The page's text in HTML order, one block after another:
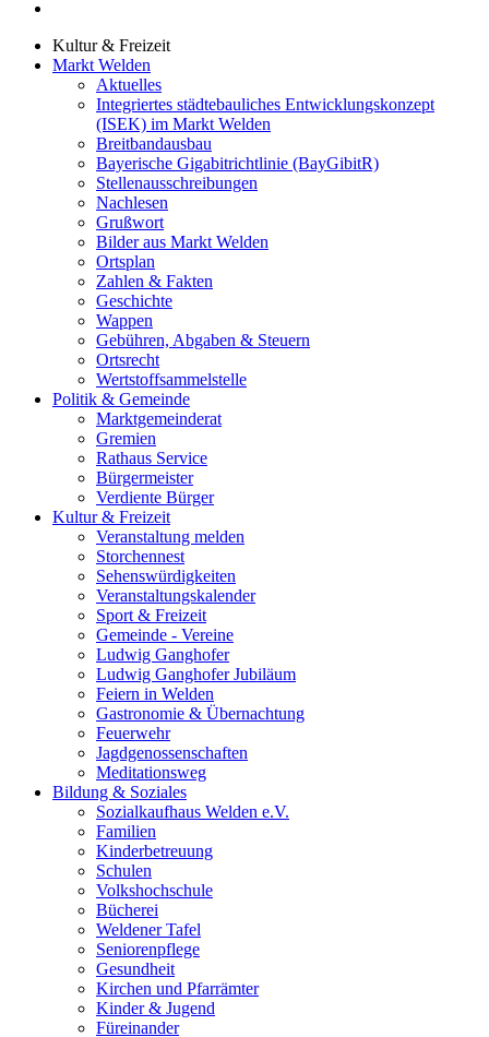
Kultur & Freizeit
Markt Welden
Aktuelles
Integriertes städtebauliches Entwicklungskonzept
(ISEK) im Markt Welden
Breitbandausbau
Bayerische Gigabitrichtlinie (BayGibitR)
Stellenausschreibungen
Nachlesen
Grußwort
Bilder aus Markt Welden
Ortsplan
Zahlen & Fakten
Geschichte
Wappen
Gebühren, Abgaben & Steuern
Ortsrecht
Wertstoffsammelstelle
Politik & Gemeinde
Marktgemeinderat
Gremien
Rathaus Service
Bürgermeister
Verdiente Bürger
Kultur & Freizeit
Veranstaltung melden
Storchennest
Sehenswürdigkeiten
Veranstaltungskalender
Sport & Freizeit
Gemeinde - Vereine
Ludwig Ganghofer
Ludwig Ganghofer Jubiläum
Feiern in Welden
Gastronomie & Übernachtung
Feuerwehr
Jagdgenossenschaften
Meditationsweg
Bildung & Soziales
Sozialkaufhaus Welden e.V.
Familien
Kinderbetreuung
Schulen
Volkshochschule
Bücherei
Weldener Tafel
Seniorenpflege
Gesundheit
Kirchen und Pfarrämter
Kinder & Jugend
Füreinander